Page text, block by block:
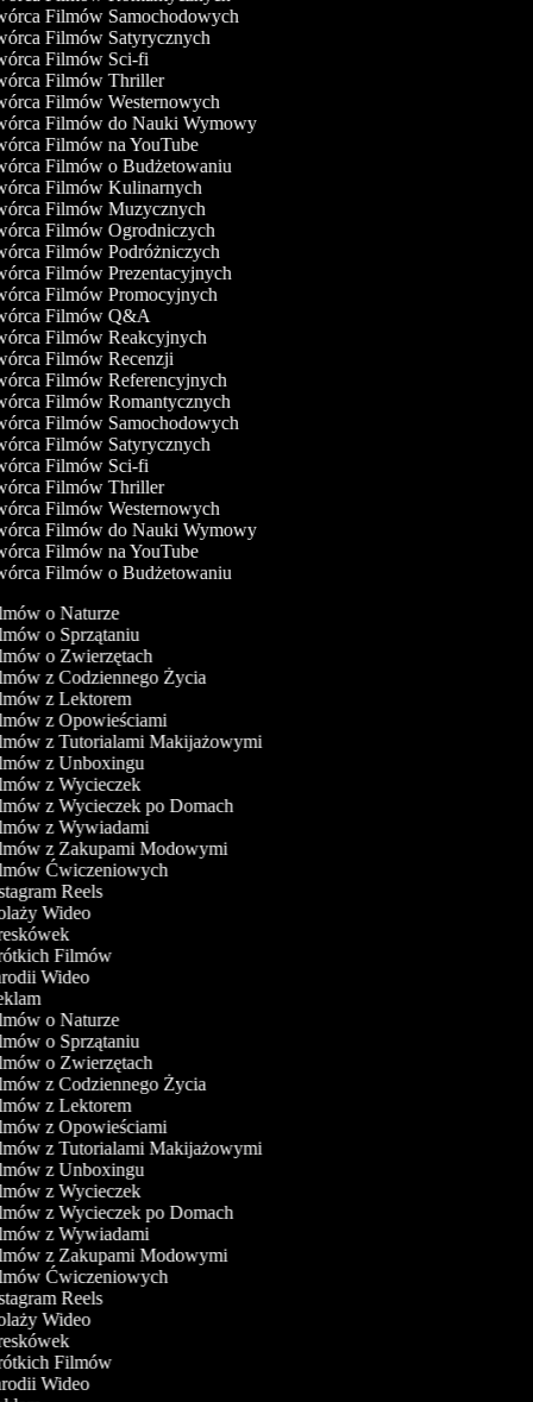
Filmów Samochodowych
Filmów Satyrycznych
Filmów Sci-fi
Filmów Thriller
Filmów Westernowych
Filmów do Nauki Wymowy
Filmów na YouTube
Filmów o Budżetowaniu
Filmów Kulinarnych
Filmów Muzycznych
Filmów Ogrodniczych
Filmów Podróżniczych
Filmów Prezentacyjnych
Filmów Promocyjnych
Filmów Q&A
Filmów Reakcyjnych
Filmów Recenzji
Filmów Referencyjnych
Filmów Romantycznych
Filmów Samochodowych
Filmów Satyrycznych
Filmów Sci-fi
Filmów Thriller
Filmów Westernowych
Filmów do Nauki Wymowy
Filmów na YouTube
Filmów o Budżetowaniu
o Naturze
o Sprzątaniu
o Zwierzętach
z Codziennego Życia
z Lektorem
z Opowieściami
z Tutorialami Makijażowymi
z Unboxingu
z Wycieczek
z Wycieczek po Domach
z Wywiadami
z Zakupami Modowymi
Ćwiczeniowych
Reels
Wideo
Filmów
Wideo
o Naturze
o Sprzątaniu
o Zwierzętach
z Codziennego Życia
z Lektorem
z Opowieściami
z Tutorialami Makijażowymi
z Unboxingu
z Wycieczek
z Wycieczek po Domach
z Wywiadami
z Zakupami Modowymi
Ćwiczeniowych
Reels
Wideo
Filmów
Wideo